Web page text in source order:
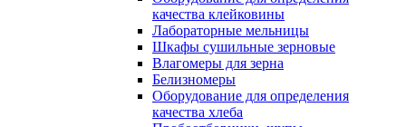
качества клейковины
Лабораторные мельницы
Шкафы сушильные зерновые
Влагомеры для зерна
Белизномеры
Оборудование для определения
качества хлеба